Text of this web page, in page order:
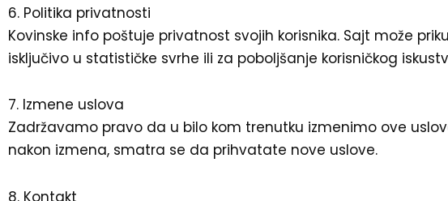
6. Politika privatnosti
Kovinske info poštuje privatnost svojih korisnika. Sajt može
isključivo u statističke svrhe ili za poboljšanje korisničkog
7. Izmene uslova
Zadržavamo pravo da u bilo kom trenutku izmenimo ove
nakon izmena, smatra se da prihvatate nove uslove.
8. Kontakt